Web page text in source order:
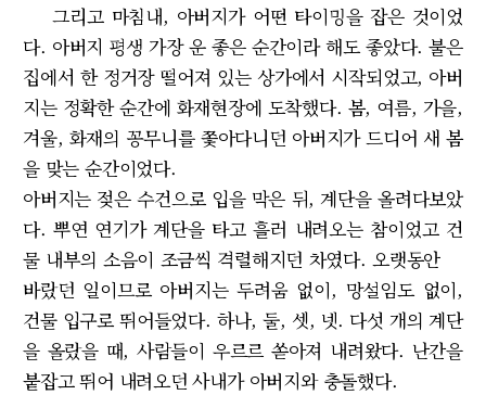
그리고 마침내, 아버지가 어떤 타이밍을 잡은 것이었
다. 아버지 평생 가장 운 좋은 순간이라 해도 좋았다. 불은
집에서 한 정거장 떨어져 있는 상가에서 시작되었고, 아버
지는 정확한 순간에 화재현장에 도착했다. 봄, 여름, 가을,
겨울, 화재의 꽁무니를 쫓아다니던 아버지가 드디어 새 봄
을 맞는 순간이었다.
아버지는 젖은 수건으로 입을 막은 뒤, 계단을 올려다보았
다. 뿌연 연기가 계단을 타고 흘러 내려오는 참이었고 건
물 내부의 소음이 조금씩 격렬해지던 차였다. 오랫동안
바랐던 일이므로 아버지는 두려움 없이, 망설임도 없이,
건물 입구로 뛰어들었다. 하나, 둘, 셋, 넷. 다섯 개의 계단
을 올랐을 때, 사람들이 우르르 쏟아져 내려왔다. 난간을
붙잡고 뛰어 내려오던 사내가 아버지와 충돌했다.